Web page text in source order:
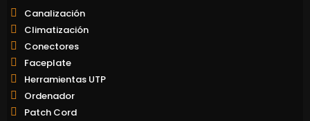
Canalización
Climatización
Conectores
Faceplate
Herramientas UTP
Ordenador
Patch Cord